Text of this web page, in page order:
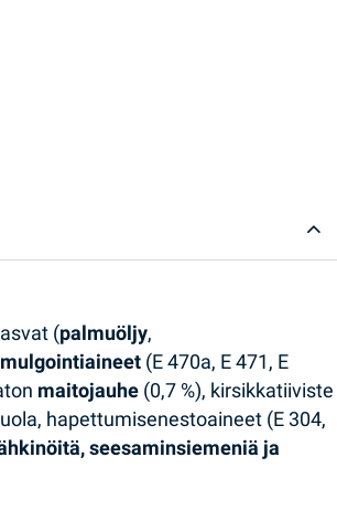
(palmuöljy,
(E 470a, E 471, E
maitojauhe (0,7 %), kirsikkatiiviste
hapettumisenestoaineet (E 304,
seesaminsiemeniä ja